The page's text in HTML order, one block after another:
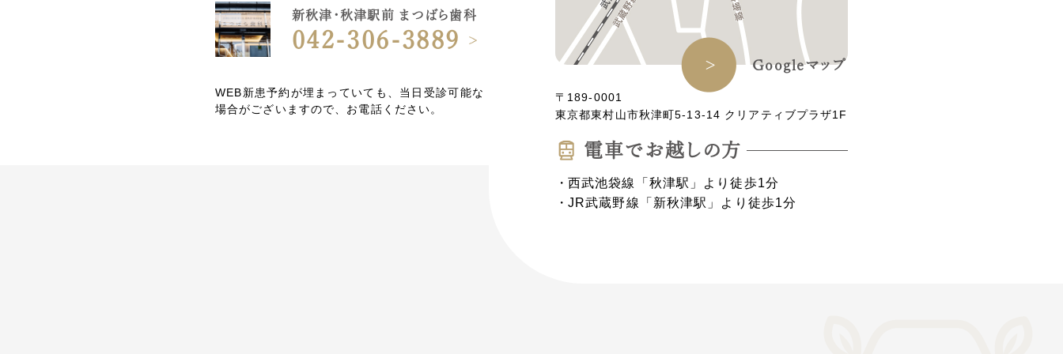
新秋津・秋津駅前 まつばら歯科
042-306-3889
WEB新患予約が埋まっていても、当日受診可能な
場合がございますので、お電話ください。
Googleマップ
〒189-0001
東京都東村山市秋津町5-13-14 クリアティブプラザ1F
電⾞でお越しの⽅
西武池袋線「秋津駅」より徒歩1分
JR武蔵野線「新秋津駅」より徒歩1分